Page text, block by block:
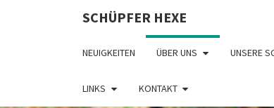
SCHÜPFER HEXE
NEUIGKEITEN ÜBER UNS UNSERE
LINKS KONTAKT